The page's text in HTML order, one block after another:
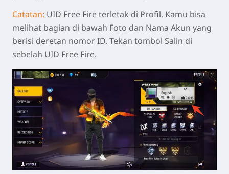
Catatan: UID Free Fire terletak di Profil. Kamu bisa
melihat bagian di bawah Foto dan Nama Akun yang
berisi deretan nomor ID. Tekan tombol Salin di
sebelah UID Free Fire.